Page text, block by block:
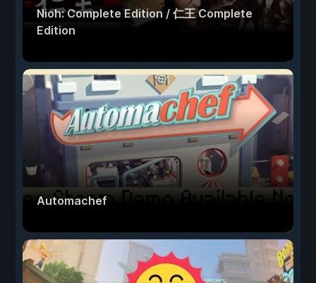
Nioh: Complete Edition / 仁王 Complete
Edition
Automachef